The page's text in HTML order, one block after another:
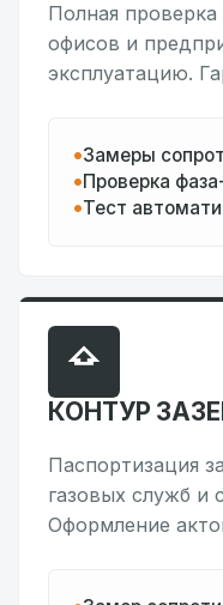
Полная проверка
офисов и
эксплуатацию.
Замеры
Проверка
Тест
КОНТУР
Паспортизация
газовых служб и
Оформление